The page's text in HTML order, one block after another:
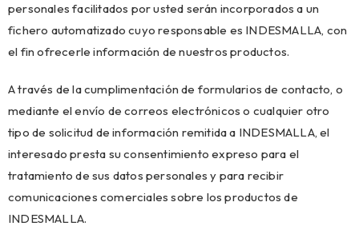
personales facilitados por usted serán incorporados a un
fichero automatizado cuyo responsable es INDESMALLA, con
el fin ofrecerle información de nuestros productos.
A través de la cumplimentación de formularios de contacto, o
mediante el envío de correos electrónicos o cualquier otro
tipo de solicitud de información remitida a INDESMALLA, el
interesado presta su consentimiento expreso para el
tratamiento de sus datos personales y para recibir
comunicaciones comerciales sobre los productos de
INDESMALLA.